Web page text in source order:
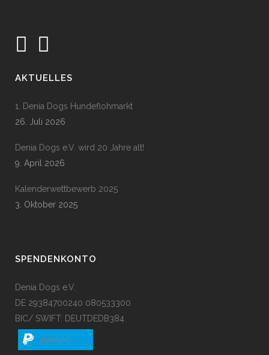
AKTUELLES
1. Denia Dogs Hundeflohmarkt
26. Juli 2026
Denia Dogs e.V. wird 20 Jahre alt!
9. April 2026
Kalenderwettbewerb 2025
3. Oktober 2025
SPENDENKONTO
Denia Dogs e.V.
DE 29384700240 080533300
BIC/ SWIFT: DEUTDEDB384
spenden